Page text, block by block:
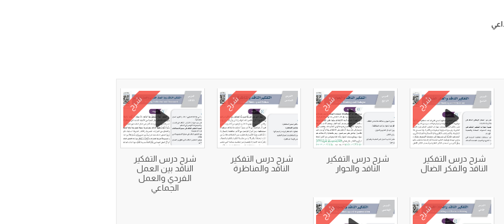
شرح
شرح درس التفكير
الناقد والفكر الضال
شرح
شرح درس التفكير
الناقد والحوار
شرح
شرح درس التفكير
الناقد والمناظرة
شرح
شرح درس التفكير
الناقد بين العمل
الفردي والعمل
الجماعي
شرح شرح